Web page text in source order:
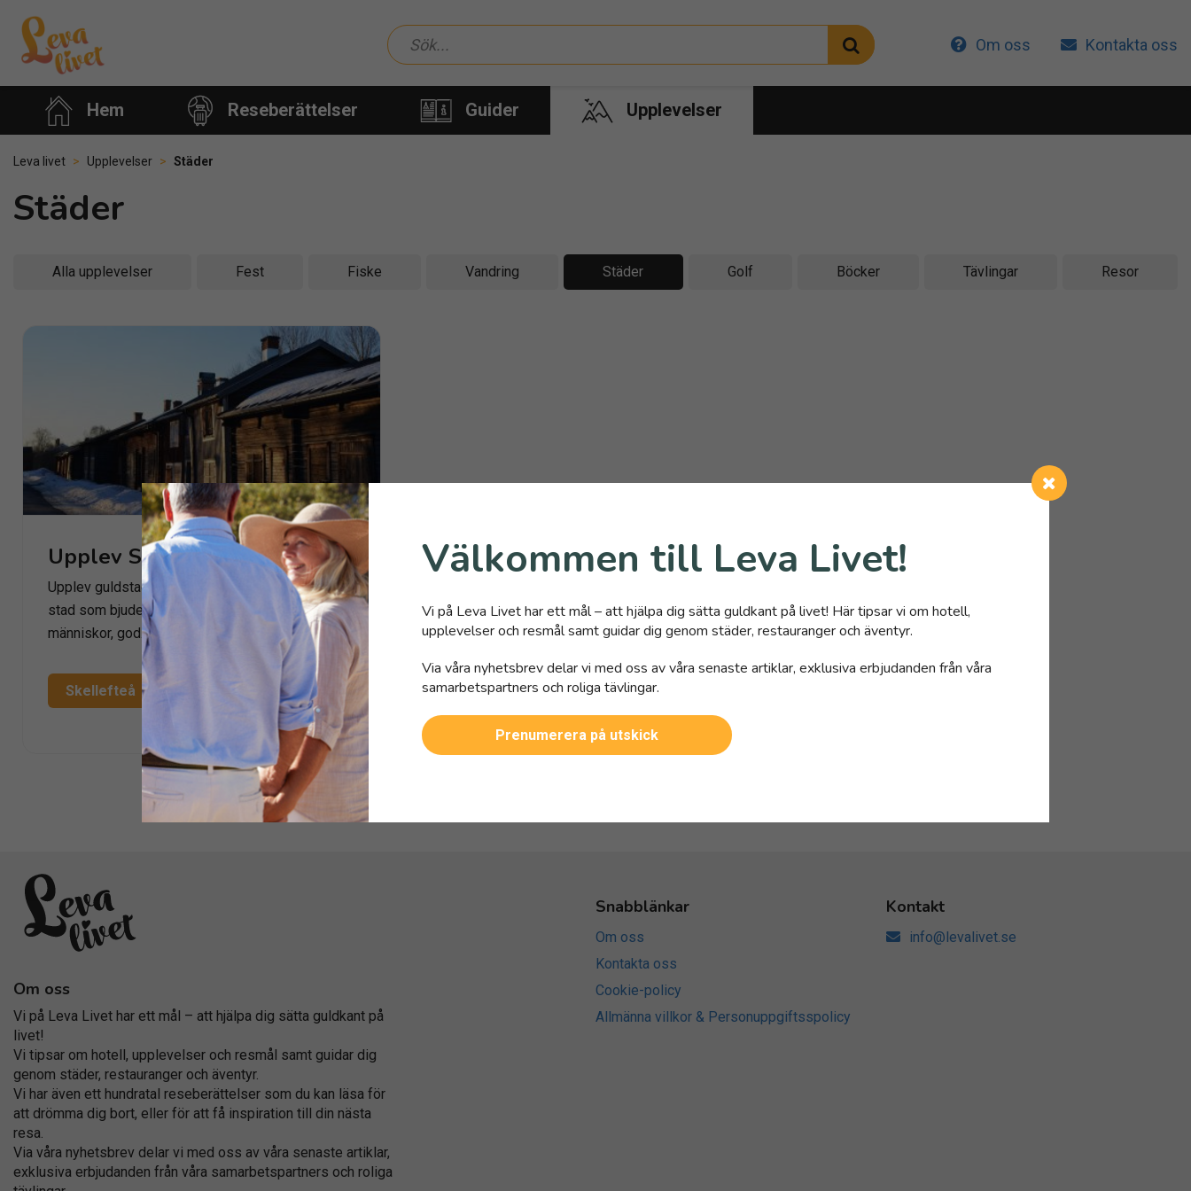
Om oss Kontakta oss
Hem Reseberättelser Guider Upplevelser
Leva livet > Upplevelser > Städer
Städer
Alla upplevelser Fest Fiske Vandring Städer Golf Böcker Tävlingar Resor
Upplev Skellefteå
Upplev guldstaden Skellefteå! Skellefteå är en
stad som bjuder på vacker natur, härliga
människor, god…
Skellefteå
Läs mer
Om oss
Vi på Leva Livet har ett mål – att hjälpa dig sätta guldkant på
livet!
Vi tipsar om hotell, upplevelser och resmål samt guidar dig
genom städer, restauranger och äventyr.
Vi har även ett hundratal reseberättelser som du kan läsa för
att drömma dig bort, eller för att få inspiration till din nästa
resa.
Via våra nyhetsbrev delar vi med oss av våra senaste artiklar,
exklusiva erbjudanden från våra samarbetspartners och roliga
Snabblänkar
Om oss
Kontakta oss
Cookie-policy
Allmänna villkor & Personuppgiftsspolicy
Kontakt
info@levalivet.se
Välkommen till Leva Livet!
Vi på Leva Livet har ett mål – att hjälpa dig sätta guldkant på livet! Här tipsar vi om hotell,
upplevelser och resmål samt guidar dig genom städer, restauranger och äventyr.
Via våra nyhetsbrev delar vi med oss av våra senaste artiklar, exklusiva erbjudanden från våra
samarbetspartners och roliga tävlingar.
Prenumerera på utskick